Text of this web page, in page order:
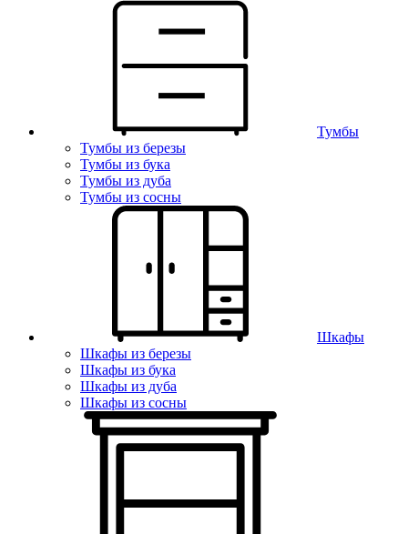
Тумбы
Тумбы из березы
Тумбы из бука
Тумбы из дуба
Тумбы из сосны
Шкафы
Шкафы из березы
Шкафы из бука
Шкафы из дуба
Шкафы из сосны